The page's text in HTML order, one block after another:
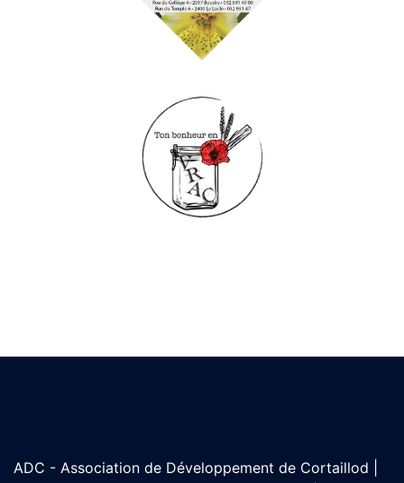
ADC - Association de Développement de Cortaillod |